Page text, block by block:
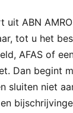
uit ABN
tot u het
AFAS of
Dan begint
sluiten niet